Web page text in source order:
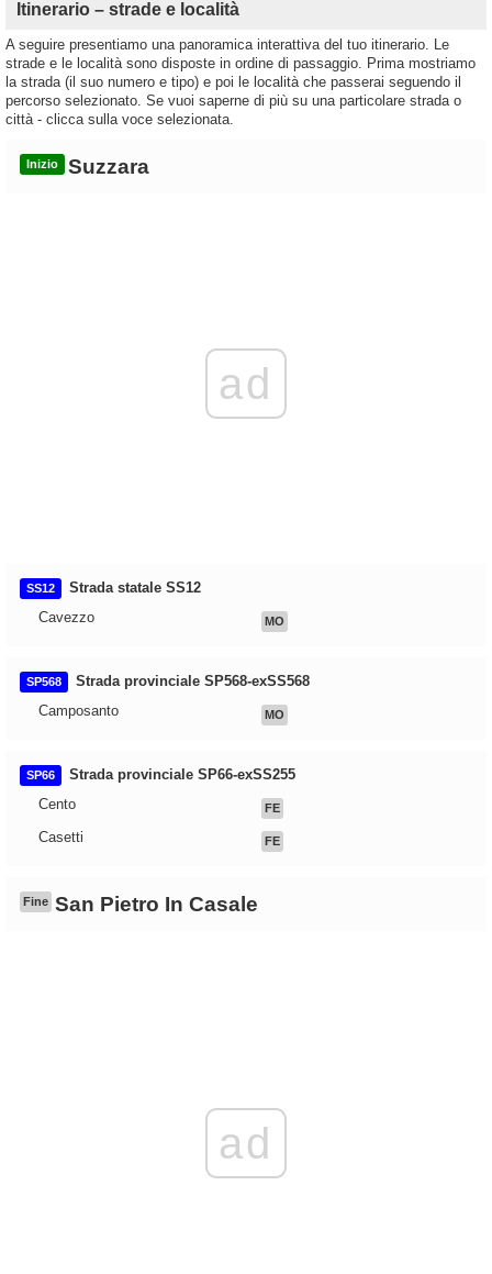
Itinerario – strade e località
A seguire presentiamo una panoramica interattiva del tuo itinerario. Le
strade e le località sono disposte in ordine di passaggio. Prima mostriamo
la strada (il suo numero e tipo) e poi le località che passerai seguendo il
percorso selezionato. Se vuoi saperne di più su una particolare strada o
città - clicca sulla voce selezionata.
Inizio Suzzara
ad
SS12
Strada statale SS12
Cavezzo
MO
SP568
Strada provinciale SP568-exSS568
Camposanto
MO
SP66
Strada provinciale SP66-exSS255
Cento
FE
Casetti FE
Fine San Pietro In Casale
ad